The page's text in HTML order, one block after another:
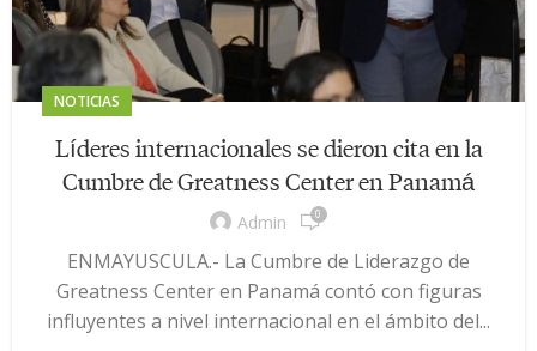
NOTICIAS
Líderes internacionales se dieron cita en la
Cumbre de Greatness Center en Panamá
Admin 0
ENMAYUSCULA.- La Cumbre de Liderazgo de
Greatness Center en Panamá contó con figuras
influyentes a nivel internacional en el ámbito del...